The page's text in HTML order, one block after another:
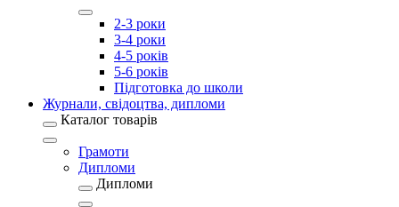
2-3 роки
3-4 роки
4-5 років
5-6 років
Підготовка до школи
Журнали, свідоцтва, дипломи
Каталог товарів
Грамоти
Дипломи
Дипломи